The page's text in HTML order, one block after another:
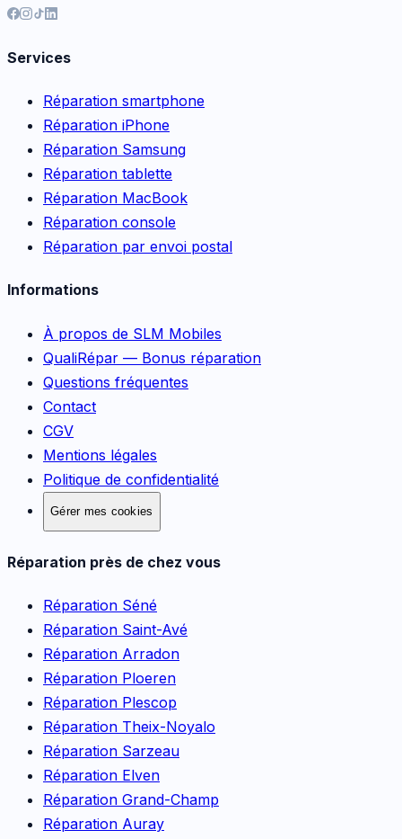
Services
Réparation smartphone
Réparation iPhone
Réparation Samsung
Réparation tablette
Réparation MacBook
Réparation console
Réparation par envoi postal
Informations
À propos de SLM Mobiles
QualiRépar — Bonus réparation
Questions fréquentes
Contact
CGV
Mentions légales
Politique de confidentialité
Gérer mes cookies
Réparation près de chez vous
Réparation Séné
Réparation Saint-Avé
Réparation Arradon
Réparation Ploeren
Réparation Plescop
Réparation Theix-Noyalo
Réparation Sarzeau
Réparation Elven
Réparation Grand-Champ
Réparation Auray